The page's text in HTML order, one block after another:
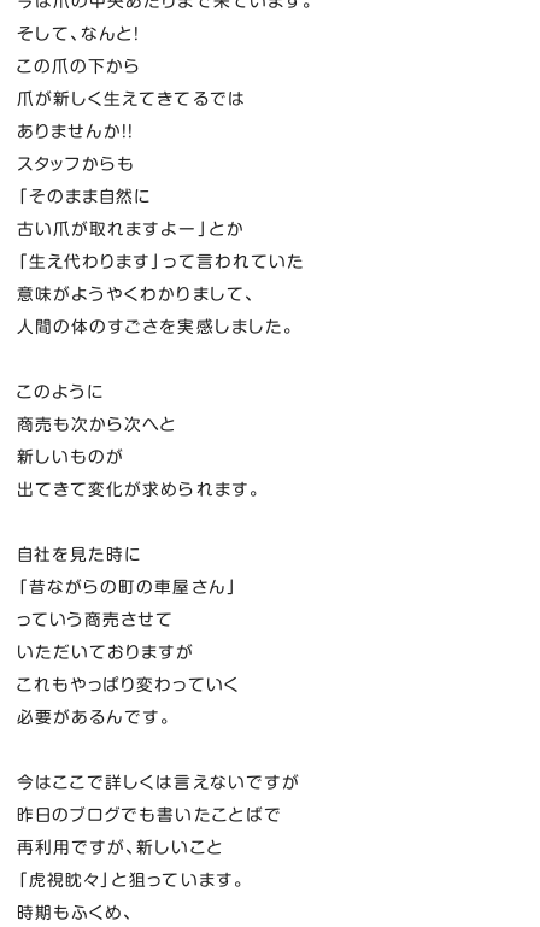
そして、なんと！
この爪の下から
爪が新しく生えてきてるでは
ありませんか！！
スタッフからも
「そのまま自然に
古い爪が取れますよー」とか
「生え代わります」って言われていた
意味がようやくわかりまして、
人間の体のすごさを実感しました。
このように
商売も次から次へと
新しいものが
出てきて変化が求められます。
自社を見た時に
「昔ながらの町の車屋さん」
っていう商売させて
いただいておりますが
これもやっぱり変わっていく
必要があるんです。
今はここで詳しくは言えないですが
昨日のブログでも書いたことばで
再利用ですが、新しいこと
「虎視眈々」と狙っています。
時期もふくめ、